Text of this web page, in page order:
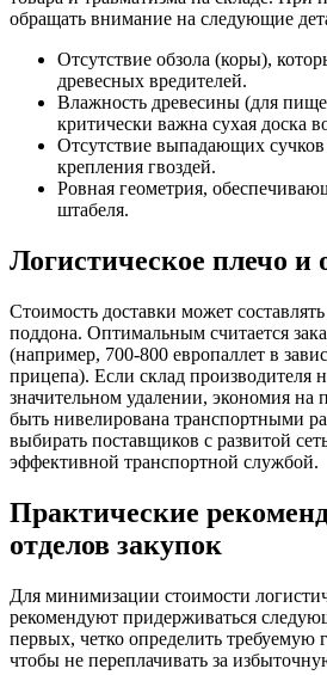
обращать внимание на следующие
Отсутствие обзола (коры),
древесных вредителей.
Влажность древесины (для
критически важна сухая доска
Отсутствие выпадающих
крепления гвоздей.
Ровная геометрия,
штабеля.
Логистическое плечо и
Стоимость доставки может
поддона. Оптимальным считается
(например, 700-800 европаллет в
прицепа). Если склад производителя
значительном удалении, экономия на
быть нивелирована транспортными
выбирать поставщиков с развитой
эффективной транспортной службой.
Практические
отделов закупок
Для минимизации стоимости
рекомендуют придерживаться
первых, четко определить требуемую
чтобы не переплачивать за